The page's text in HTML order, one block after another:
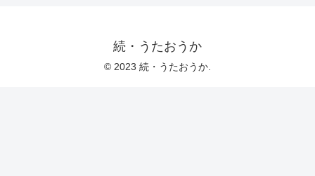
続・うたおうか
© 2023 続・うたおうか.